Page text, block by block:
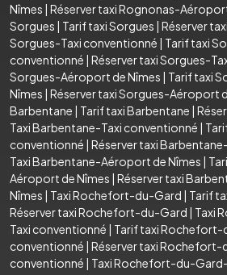
Nîmes | Réserver taxi Rognonas-
Sorgues | Tarif taxi Sorgues | Réserver
Sorgues-Taxi conventionné | Tarif taxi
conventionné | Réserver taxi Sorgues-
Sorgues-Aéroport de Nîmes | Tarif taxi
Nîmes | Réserver taxi Sorgues-Aéroport
Barbentane | Tarif taxi Barbentane |
Taxi Barbentane-Taxi conventionné |
conventionné | Réserver taxi
Taxi Barbentane-Aéroport de Nîmes |
Aéroport de Nîmes | Réserver taxi
Nîmes | Taxi Rochefort-du-Gard | Tarif
Réserver taxi Rochefort-du-Gard | Taxi
Taxi conventionné | Tarif taxi Rochefort-
conventionné | Réserver taxi
conventionné | Taxi Rochefort-du-